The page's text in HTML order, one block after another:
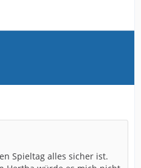
Spieltag alles sicher ist.